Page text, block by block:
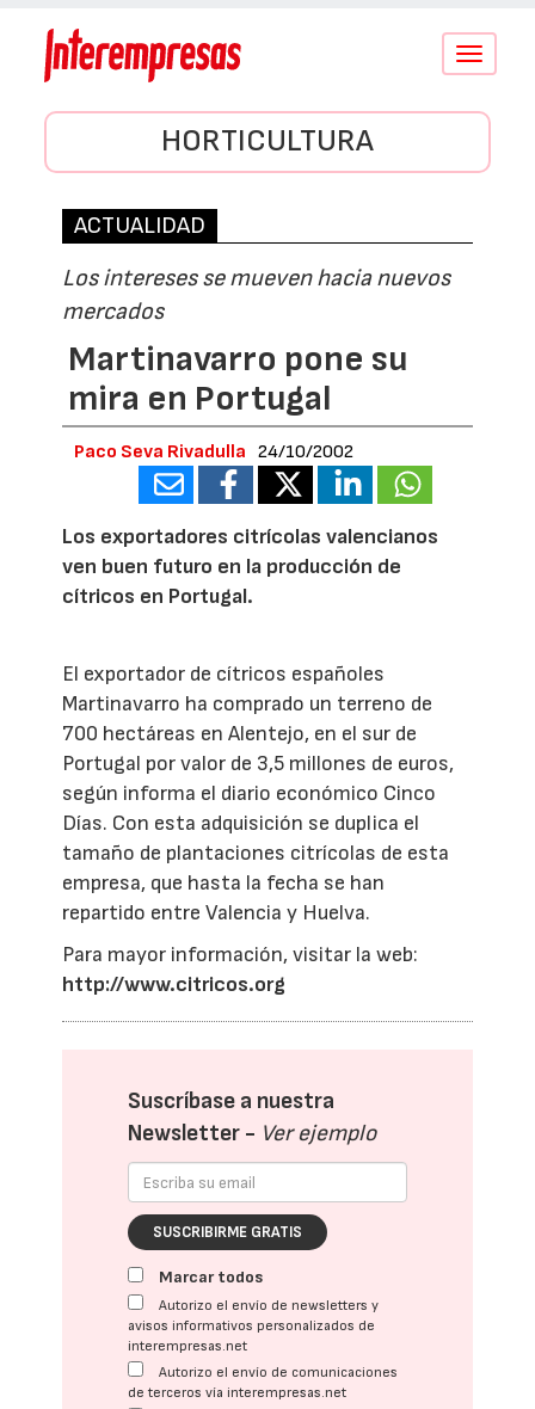
Conmutar
HORTICULTURA
ACTUALIDAD
Los intereses se mueven hacia nuevos
mercados
Martinavarro pone su
mira en Portugal
Paco Seva Rivadulla 24/10/2002
Los exportadores citrícolas valencianos
ven buen futuro en la producción de
cítricos en Portugal.
El exportador de cítricos españoles
Martinavarro ha comprado un terreno de
700 hectáreas en Alentejo, en el sur de
Portugal por valor de 3,5 millones de euros,
según informa el diario económico Cinco
Días. Con esta adquisición se duplica el
tamaño de plantaciones citrícolas de esta
empresa, que hasta la fecha se han
repartido entre Valencia y Huelva.
Para mayor información, visitar la web:
http://www.citricos.org
Suscríbase a nuestra
Newsletter - Ver ejemplo
SUSCRIBIRME GRATIS
Marcar todos
Autorizo el envío de newsletters y
avisos informativos personalizados de
interempresas.net
Autorizo el envío de comunicaciones
de terceros vía interempresas.net